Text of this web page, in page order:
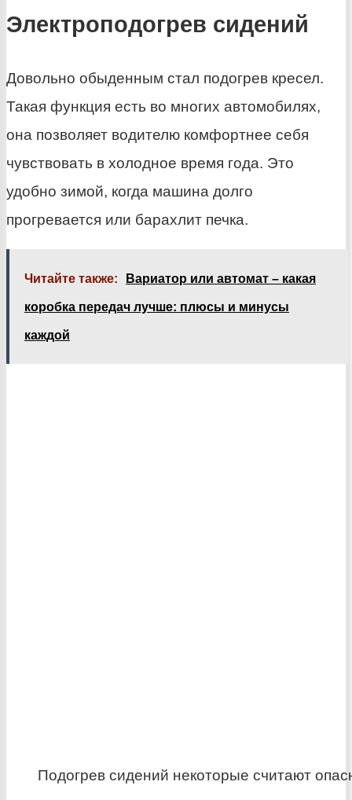
Электроподогрев сидений
Довольно обыденным стал подогрев кресел.
Такая функция есть во многих автомобилях,
она позволяет водителю комфортнее себя
чувствовать в холодное время года. Это
удобно зимой, когда машина долго
прогревается или барахлит печка.
Читайте также: Вариатор или автомат – какая
коробка передач лучше: плюсы и минусы
каждой
Подогрев сидений некоторые считают